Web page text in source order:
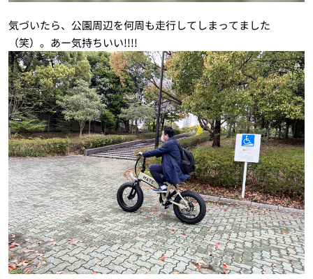
気づいたら、公園周辺を何周も走行してしまってました
（笑）。あー気持ちいい!!!!